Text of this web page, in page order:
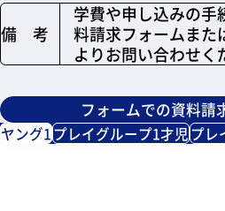
備 考
学費や申し込みの手
料請求フォームまた
よりお問い合わせく
フォームでの資料請
ヤング1プレイグループ1才児プレ